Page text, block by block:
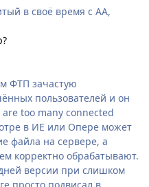
в своё время с АА,
ФТП зачастую
пользователей и он
too many connected
в ИЕ или Опере может
файла на сервере, а
корректно обрабатывают.
версии при слишком